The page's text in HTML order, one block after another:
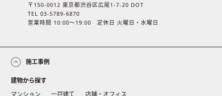
〒150-0012 東京都渋谷区広尾1-7-20 DOT
TEL 03-5789-6870
営業時間 10:00〜19:00 定休日 火曜日・水曜日
施工事例
建物から探す
マンション
一戸建て 店舗・オフィス